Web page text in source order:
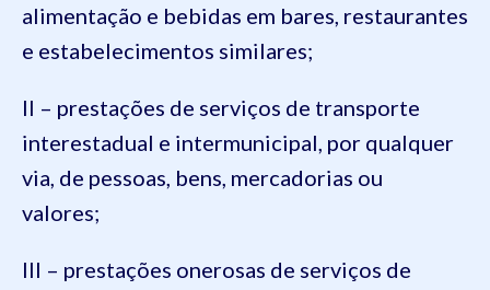
alimentação e bebidas em bares, restaurantes
e estabelecimentos similares;
II – prestações de serviços de transporte
interestadual e intermunicipal, por qualquer
via, de pessoas, bens, mercadorias ou
valores;
III – prestações onerosas de serviços de